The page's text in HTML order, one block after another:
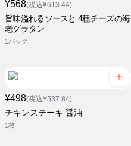
¥568(税込¥613.44)
旨味溢れるソースと 4種チーズの海
老グラタン
1パック
¥498(税込¥537.84)
チキンステーキ 醤油
1枚